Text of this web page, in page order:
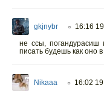
gkjnybr ○ 16:16
не ссы,
писать будешь как оно
Nikaaa ○ 16:02